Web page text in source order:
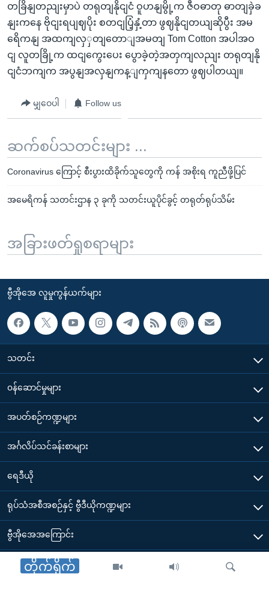
တိုက်ရိုက်
တခြိနျတညျးမှာပဲ တရုတျနိုငျငံ ဝူဟနျမွို့က ဇီဝဓာတု ဓာတျခှဲခ
နျးကနေ ဗိုငျးရပျဈပိုး စတငျပြံ့နှံ့တာ ဖွဈနိုငျတယျဆိုပွီး အမ
ရေိကနျ အထကျလှှတျတောျအမတျ Tom Cotton အပါအဝ
ငျ လူတခြို့က ထငျကွေးပေး ပွောခဲ့တဲ့အတှကျလညျး တရုတျနို
ငျငံဘကျက အပွနျအလှနျကန့ျကှကျနတော ဖွဈပါတယျ။
မျှဝေပါ Follow us
ဆက်စပ်သတင်းများ ...
Coronavirus ကြောင့် စီးပွားထိခိုက်သူတွေကို ကန် အစိုးရ ကူညီဖို့ပြင်
အမေရိကန် သတင်းဌာန ၃ ခုကို သတင်းယူပိုင်ခွင့် တရုတ်ရုပ်သိမ်း
အခြားဖတ်ရှုစရာများ
ဗွီအိုအေ လူမှုကွန်ယက်များ
သတင်း
၀န်ဆောင်မှုများ
အပတ်စဉ်ကဏ္ဍများ
အင်္ဂလိပ်သင်ခန်းစာများ
ရေဒီယို
ရုပ်သံအစီအစဉ်နှင့် ဗွီဒီယိုကဏ္ဍများ
ဗွီအိုအေအကြောင်း
ဗွီအိုအေ မိုဘိုင်းလ်အက်ပ်များ ဒေါင်းလုတ်ယူရန်